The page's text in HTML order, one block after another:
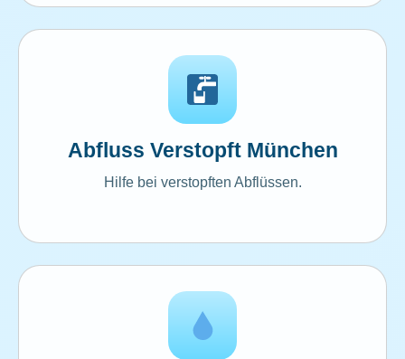
Abfluss Verstopft München
Hilfe bei verstopften Abflüssen.